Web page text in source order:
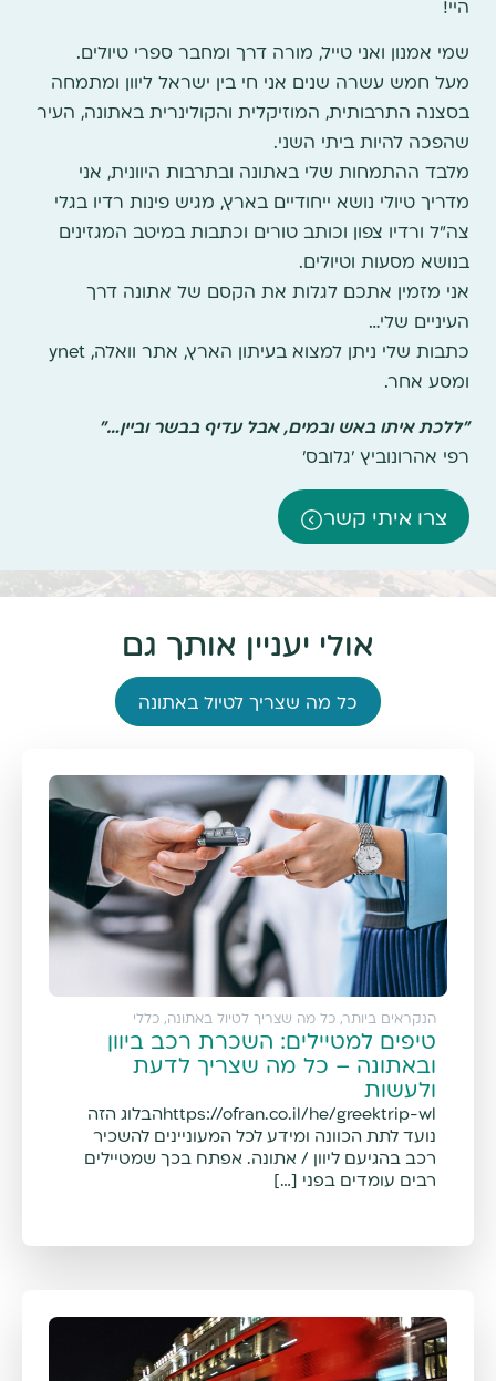
היי!
שמי אמנון ואני טייל, מורה דרך ומחבר ספרי טיולים.
מעל חמש עשרה שנים אני חי בין ישראל ליוון ומתמחה
בסצנה התרבותית, המוזיקלית והקולינרית באתונה, העיר
שהפכה להיות ביתי השני.
מלבד ההתמחות שלי באתונה ובתרבות היוונית, אני
מדריך טיולי נושא ייחודיים בארץ, מגיש פינות רדיו בגלי
צה"ל ורדיו צפון וכותב טורים וכתבות במיטב המגזינים
בנושא מסעות וטיולים.
אני מזמין אתכם לגלות את הקסם של אתונה דרך
העיניים שלי…
כתבות שלי ניתן למצוא בעיתון הארץ, אתר וואלה, ynet
ומסע אחר.
"ללכת איתו באש ובמים, אבל עדיף בבשר וביין…"
רפי אהרונוביץ 'גלובס'
צרו איתי קשר
אולי יעניין אותך גם
כל מה שצריך לטיול באתונה
הנקראים ביותר, כל מה שצריך לטיול באתונה, כללי
טיפים למטיילים: השכרת רכב ביוון
ובאתונה – כל מה שצריך לדעת
ולעשות
https://ofran.co.il/he/greektrip-wlהבלוג הזה
נועד לתת הכוונה ומידע לכל המעוניינים להשכיר
רכב בהגיעם ליוון / אתונה. אפתח בכך שמטיילים
רבים עומדים בפני […]